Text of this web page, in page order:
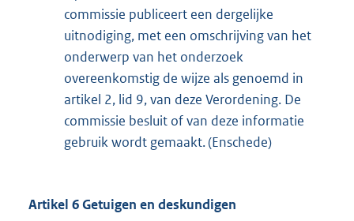
commissie publiceert een dergelijke
uitnodiging, met een omschrijving van het
onderwerp van het onderzoek
overeenkomstig de wijze als genoemd in
artikel 2, lid 9, van deze Verordening. De
commissie besluit of van deze informatie
gebruik wordt gemaakt. (Enschede)
Artikel 6 Getuigen en deskundigen